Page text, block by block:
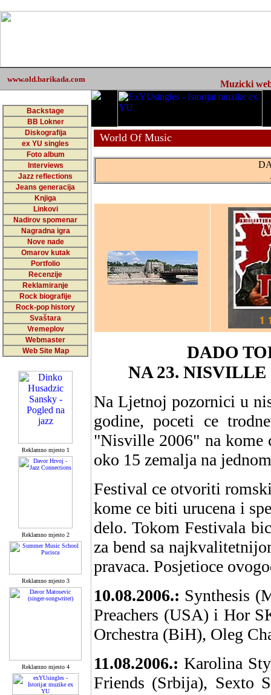
www.old.barikada.com Muzicki
Backstage
BB Lokner
Diskografija
ex YU singles
Foto album
Interviews
Jazz reflections
Jeans generacija
Knjiga
Linkovi
Nadirov spomenar
Nagradna igra
Nove nade
Omarov kutak
Portfolio
Recenzije
Reklamiranje
Rock biografije
Rock-pop history
Svaštara
Vremeplov
Webmaster
Web Site Map
Reklamno mjesto 1
Reklamno mjesto 2
Reklamno mjesto 3
Reklamno mjesto 4
World Of Music
DADO
NA 23.
Na Ljetnoj pozornici u
godine, poceti ce
"Nisville 2006" na kome
oko 15 zemalja na
Festival ce otvoriti
kome ce biti urucena i
delo. Tokom Festivala
za bend sa
pravaca. Posjetioce
10.08.2006.: Synthesis
Preachers (USA) i Hor
Orchestra (BiH), Oleg
11.08.2006.: Karolina
Friends (Srbija), Sexto